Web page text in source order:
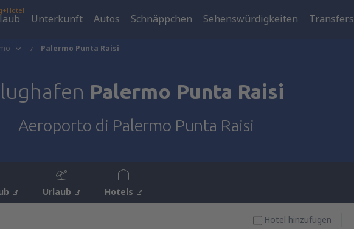
Unterkunft Autos Schnäppchen Sehenswürdigkeiten Transfers
Palermo Punta Raisi
Palermo Punta Raisi
Aeroporto di Palermo Punta Raisi
Urlaub Hotels
Hotel hinzufügen